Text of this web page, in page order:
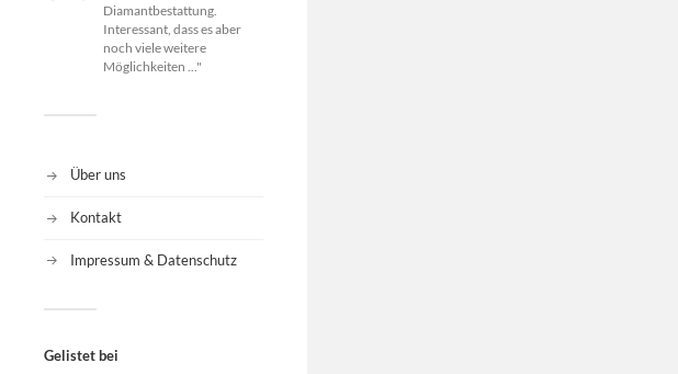
Diamantbestattung.
Interessant, dass es aber
noch viele weitere
Möglichkeiten ..."
Über uns
Kontakt
Impressum & Datenschutz
Gelistet bei